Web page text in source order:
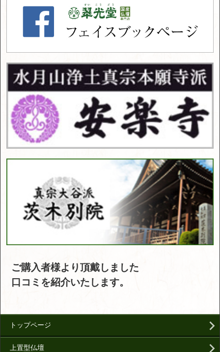
ご購入者様より頂戴しました
口コミを紹介いたします。
トップページ
上置型仏壇